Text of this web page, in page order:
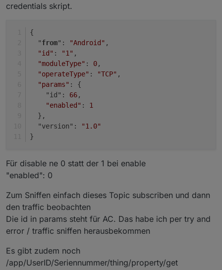
credentials skript.
{
  "
from": "Android" ,
"id" : "1" ,
"moduleType" : 0,
"operateType" : "TCP" ,
"params" : {
    "id":
66,
"enabled" : 1
  },
  "version":
"1.0"
}
Für disable ne 0 statt der 1 bei enable
"enabled": 0
Zum Sniffen einfach dieses Topic subscriben und dann
den traffic beobachten
Die id in params steht für AC. Das habe ich per try and
error / traffic sniffen herausbekommen
Es gibt zudem noch
/app/UserID/Seriennummer/thing/property/get